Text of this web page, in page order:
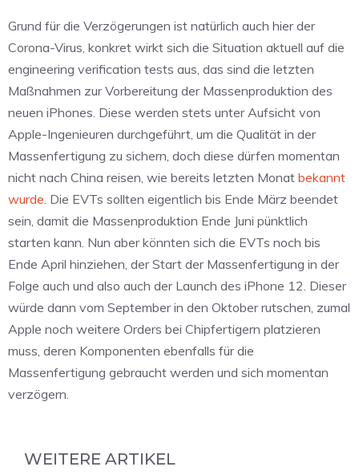
Grund für die Verzögerungen ist natürlich auch hier der
Corona-Virus, konkret wirkt sich die Situation aktuell auf die
engineering verification tests aus, das sind die letzten
Maßnahmen zur Vorbereitung der Massenproduktion des
neuen iPhones. Diese werden stets unter Aufsicht von
Apple-Ingenieuren durchgeführt, um die Qualität in der
Massenfertigung zu sichern, doch diese dürfen momentan
nicht nach China reisen, wie bereits letzten Monat bekannt
wurde. Die EVTs sollten eigentlich bis Ende März beendet
sein, damit die Massenproduktion Ende Juni pünktlich
starten kann. Nun aber könnten sich die EVTs noch bis
Ende April hinziehen, der Start der Massenfertigung in der
Folge auch und also auch der Launch des iPhone 12. Dieser
würde dann vom September in den Oktober rutschen, zumal
Apple noch weitere Orders bei Chipfertigern platzieren
muss, deren Komponenten ebenfalls für die
Massenfertigung gebraucht werden und sich momentan
verzögern.
WEITERE ARTIKEL